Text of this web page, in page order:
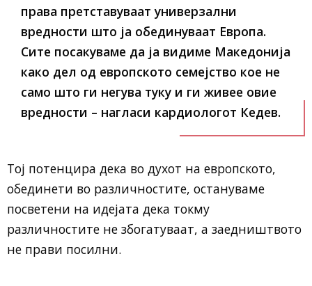
права претставуваат универзални
вредности што ја обединуваат Европа.
Сите посакуваме да ја видиме Македонија
како дел од европското семејство кое не
само што ги негува туку и ги живее овие
вредности – нагласи кардиологот Кедев.
Тој потенцира дека во духот на европското,
обединети во различностите, остануваме
посветени на идејата дека токму
различностите не збогатуваат, а заедништвото
не прави посилни.